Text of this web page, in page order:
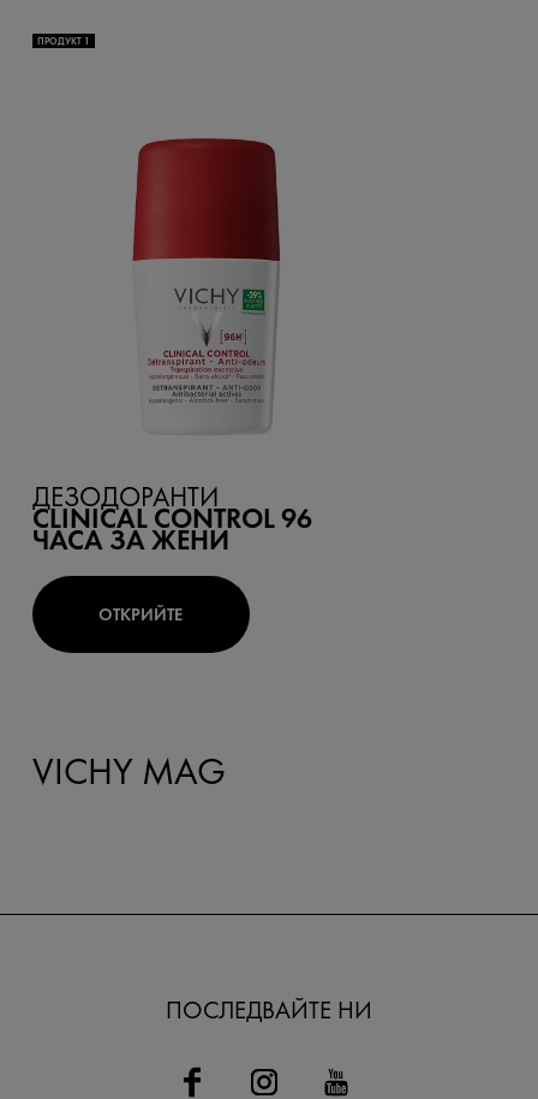
ПРОДУКТ 1
ДЕЗОДОРАНТИ
CLINICAL CONTROL 96
ЧАСА ЗА ЖЕНИ
ОТКРИЙТЕ
VICHY MAG
ПОСЛЕДВАЙТЕ НИ